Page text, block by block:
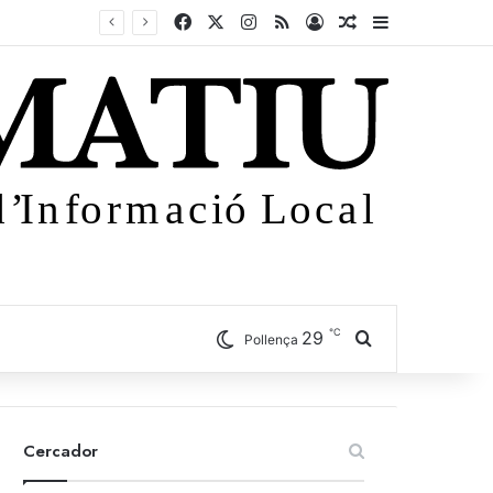
Facebook Instagram
RSS Iniciar sessió
Article aleatori
Pollença 29 ℃ Cercar
Cercador